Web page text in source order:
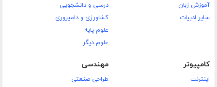
آموزش زبان
سایر ادبیات
درسی و دانشجویی
کشاورزی و دامپروری
علوم پایه
علوم دیگر
کامپیوتر
اینترنت
مهندسی
طراحی صنعتی